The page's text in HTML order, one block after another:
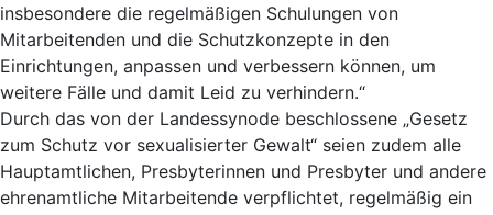
insbesondere die regelmäßigen Schulungen von
Mitarbeitenden und die Schutzkonzepte in den
Einrichtungen, anpassen und verbessern können, um
weitere Fälle und damit Leid zu verhindern.“
Durch das von der Landessynode beschlossene „Gesetz
zum Schutz vor sexualisierter Gewalt“ seien zudem alle
Hauptamtlichen, Presbyterinnen und Presbyter und andere
ehrenamtliche Mitarbeitende verpflichtet, regelmäßig ein